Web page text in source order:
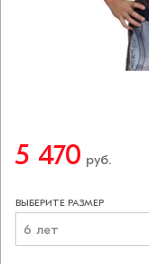
5 470 руб.
ВЫБЕРИТЕ РАЗМЕР
6 лет